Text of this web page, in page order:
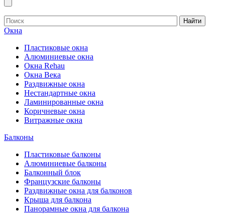
Найти
Окна
Пластиковые окна
Алюминиевые окна
Окна Rehau
Окна Века
Раздвижные окна
Нестандартные окна
Ламинированные окна
Коричневые окна
Витражные окна
Балконы
Пластиковые балконы
Алюминиевые балконы
Балконный блок
Французские балконы
Раздвижные окна для балконов
Крыша для балкона
Панорамные окна для балкона